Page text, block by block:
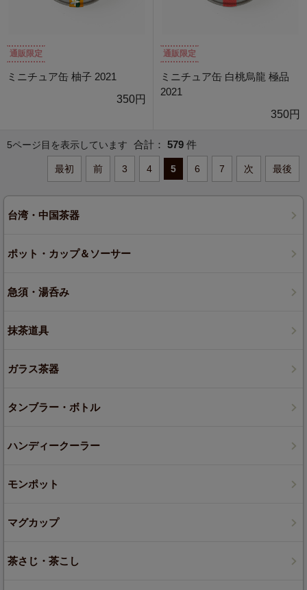
通販限定
ミニチュア缶 柚子 2021
350円
通販限定
ミニチュア缶 白桃烏龍 極品
2021
350円
5ページ目を表示しています 合計： 579 件
最初 前 3 4 5 6 7 次 最後
台湾・中国茶器
ポット・カップ＆ソーサー
急須・湯呑み
抹茶道具
ガラス茶器
タンブラー・ボトル
ハンディークーラー
モンポット
マグカップ
茶さじ・茶こし